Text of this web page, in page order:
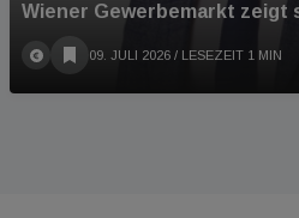
Wiener Gewerbemarkt zeigt
09. JULI 2026 / LESEZEIT 1 MIN